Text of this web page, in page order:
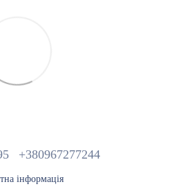
+380967277244
інформація